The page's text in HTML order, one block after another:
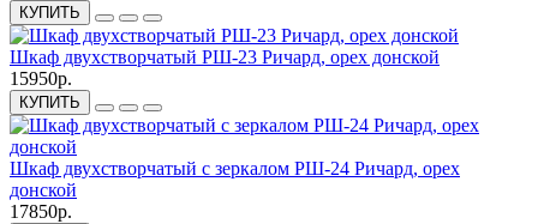
КУПИТЬ
Шкаф двухстворчатый РШ-23 Ричард, орех донской
15950р.
КУПИТЬ
Шкаф двухстворчатый с зеркалом РШ-24 Ричард, орех
донской
17850р.